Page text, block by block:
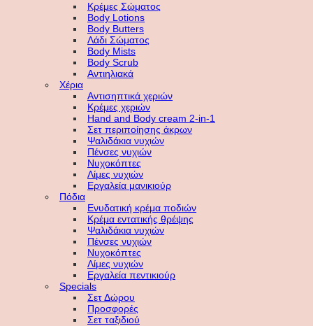
Κρέμες Σώματος
Body Lotions
Body Butters
Λάδι Σώματος
Body Mists
Body Scrub
Αντιηλιακά
Χέρια
Αντισηπτικά χεριών
Κρέμες χεριών
Hand and Body cream 2-in-1
Σετ περιποίησης άκρων
Ψαλιδάκια νυχιών
Πένσες νυχιών
Νυχοκόπτες
Λίμες νυχιών
Εργαλεία μανικιούρ
Πόδια
Ενυδατική κρέμα ποδιών
Κρέμα εντατικής θρέψης
Ψαλιδάκια νυχιών
Πένσες νυχιών
Νυχοκόπτες
Λίμες νυχιών
Εργαλεία πεντικιούρ
Specials
Σετ Δώρου
Προσφορές
Σετ ταξιδιού